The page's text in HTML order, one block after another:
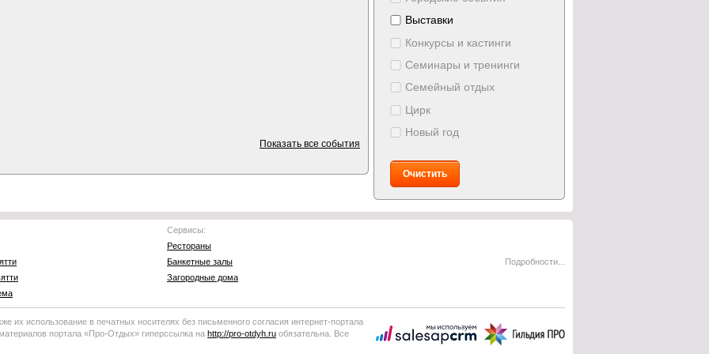
Показать все события
Выставки
Конкурсы и кастинги
Семинары и тренинги
Семейный отдых
Цирк
Новый год
Очистить
Сервисы:
Рестораны
Банкетные залы
Загородные дома
Подробности...
их использование в печатных носителях без письменного согласия интернет-портала
портала «Про-Отдых» гиперссылка на http://pro-otdyh .ru обязательна. Все